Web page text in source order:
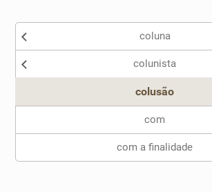
Nenhum dos sinônimos apresentados me
coluna
colunista
colusão
com
com a finalidade